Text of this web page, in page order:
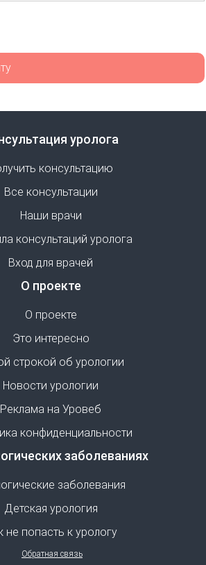
уролога
консультацию
Все консультации
Наши врачи
консультаций уролога
Вход для врачей
О проекте
О проекте
Это интересно
строкой об урологии
Новости урологии
Реклама на Уровеб
конфиденциальности
заболеваниях
заболевания
Детская урология
не попасть к урологу
Обратная связь